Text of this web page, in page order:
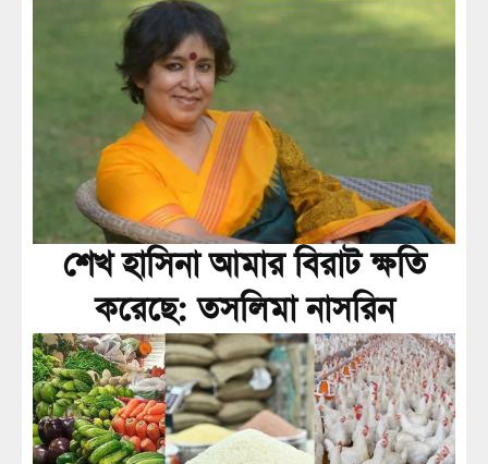
শেখ হাসিনা আমার বিরাট ক্ষতি
করেছে: তসলিমা নাসরিন